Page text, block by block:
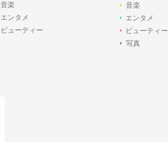
音楽
エンタメ
ビューティー
音楽
エンタメ
ビューティー
写真